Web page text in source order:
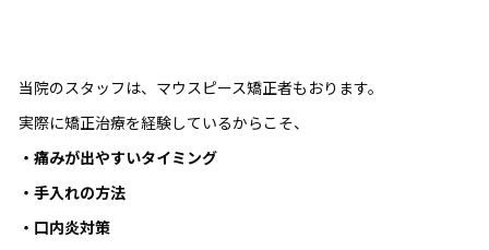
当院のスタッフは、マウスピース矯正者もおります。
実際に矯正治療を経験しているからこそ、
・痛みが出やすいタイミング
・手入れの方法
・口内炎対策